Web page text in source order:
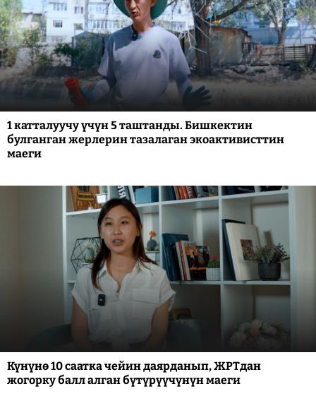
1 катталуучу үчүн 5 таштанды. Бишкектин
булганган жерлерин тазалаган экоактивисттин
маеги
Күнүнө 10 саатка чейин даярданып, ЖРТдан
жогорку балл алган бүтүрүүчүнүн маеги